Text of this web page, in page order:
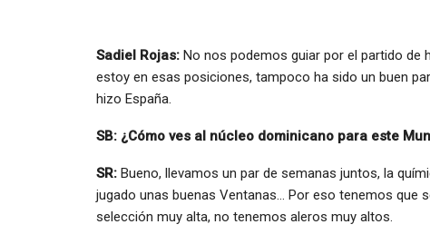
Sadiel Rojas: No nos podemos guiar por el partido de
estoy en esas posiciones, tampoco ha sido un buen
hizo España.
SB: ¿Cómo ves al núcleo dominicano para este
SR: Bueno, llevamos un par de semanas juntos, la
jugado unas buenas Ventanas… Por eso tenemos que
selección muy alta, no tenemos aleros muy altos.